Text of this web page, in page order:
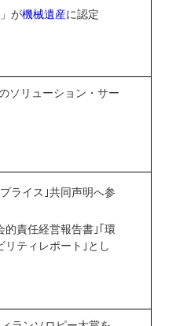
閉じる
が機械遺産に認定
ソリューション・サー
ライス｣共同声明へ参
的責任経営報告書｣｢環
リティレポート｣とし